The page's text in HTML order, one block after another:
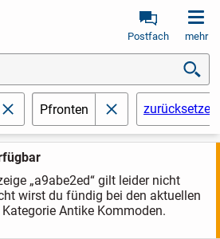
Postfach mehr
„a9abe2ed“ gilt leider nicht
wirst du fündig bei den aktuellen
Antike Kommoden.
schließenPfronten schließenzurücksetzen